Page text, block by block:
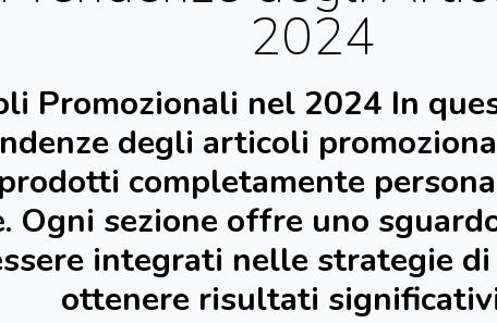
2024
Promozionali nel 2024 In
degli articoli
completamente
Ogni sezione offre uno
integrati nelle strategie
ottenere risultati